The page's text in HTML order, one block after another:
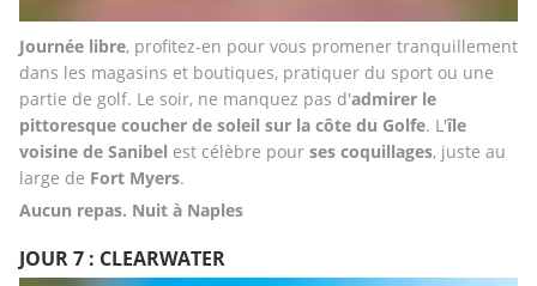
Journée libre, profitez-en pour vous promener tranquillement
dans les magasins et boutiques, pratiquer du sport ou une
partie de golf. Le soir, ne manquez pas d'admirer le
pittoresque coucher de soleil sur la côte du Golfe. L'île
voisine de Sanibel est célèbre pour ses coquillages, juste au
large de Fort Myers.
Aucun repas. Nuit à Naples
JOUR 7 : CLEARWATER